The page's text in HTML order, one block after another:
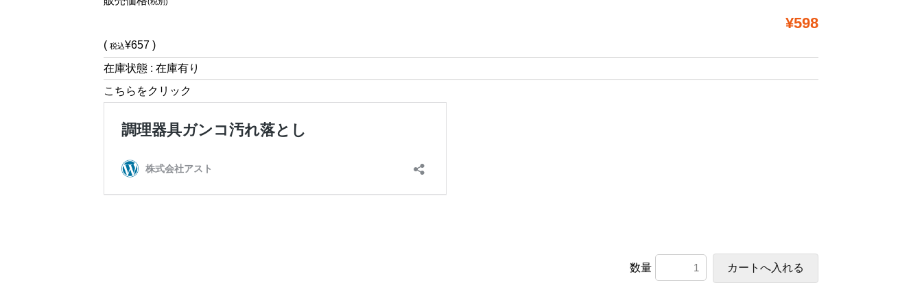
¥598
( 税込¥657 )
在庫状態 : 在庫有り
こちらをクリック
数量